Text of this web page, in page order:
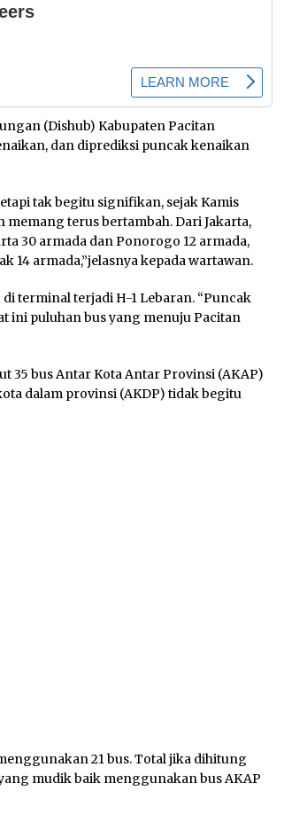
(Dishub) Kabupaten Pacitan
dan diprediksi puncak kenaikan
tak begitu signifikan, sejak Kamis
terus bertambah. Dari Jakarta,
30 armada dan Ponorogo 12 armada,
14 armada,”jelasnya kepada wartawan.
terminal terjadi H-1 Lebaran. “Puncak
ini puluhan bus yang menuju Pacitan
35 bus Antar Kota Antar Provinsi (AKAP)
dalam provinsi (AKDP) tidak begitu
21 bus. Total jika dihitung
mudik baik menggunakan bus AKAP